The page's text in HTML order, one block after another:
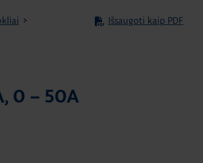
>
Išsaugoti kaip PDF
0 – 50A